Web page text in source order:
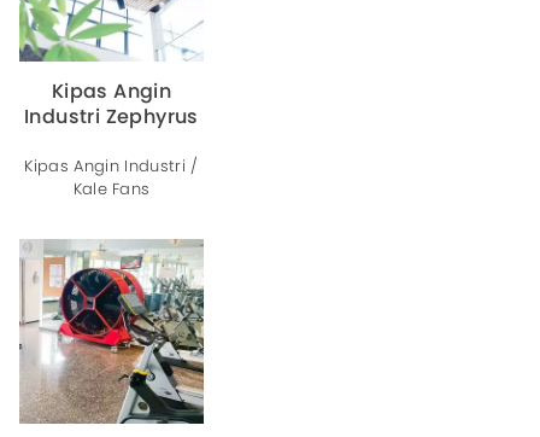
Kipas Angin
Industri Zephyrus
Kipas Angin Industri /
Kale Fans